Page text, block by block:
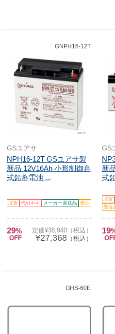
GNPH16-12T
GSユアサ
NPH16-12T GSユアサ製
新品 12V16Ah 小形制御弁
式鉛蓄電池 ...
取寄 代引不可 メーカー直送品 受注
29%
OFF
定価¥38,940（税込）
¥27,368 （税込）
GS
新
式
取寄
受注
19
GHS-60E